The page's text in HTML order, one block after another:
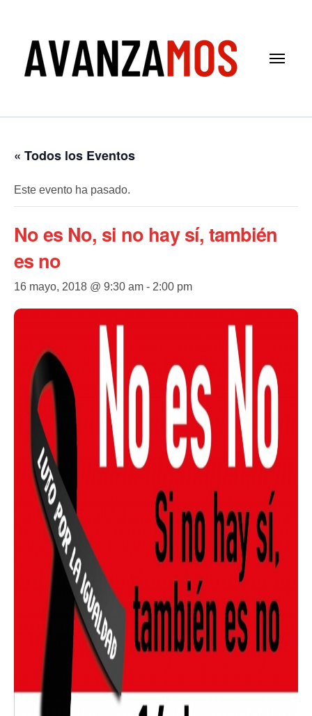
« Todos los Eventos
Este evento ha pasado.
No es No, si no hay sí, también
es no
16 mayo, 2018 @ 9:30 am - 2:00 pm